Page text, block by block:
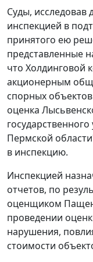
Суды, исследовав
инспекцией в
принятого ею
представленные
что Холдинговой
акционерным
спорных
оценка
Пермской
в инспекцию.
Инспекцией
отчетов, по
оценщиком
проведении
нарушения,
стоимости